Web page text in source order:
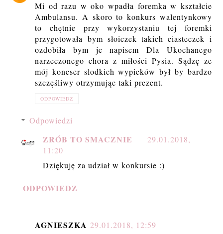
Mi od razu w oko wpadła foremka w kształcie
Ambulansu. A skoro to konkurs walentynkowy
to chętnie przy wykorzystaniu tej foremki
przygotowała bym słoiczek takich ciasteczek i
ozdobiła bym je napisem Dla Ukochanego
narzeczonego chora z miłości Pysia. Sądzę ze
mój koneser słodkich wypieków był by bardzo
szczęśliwy otrzymując taki prezent.
ODPOWIEDZ
Odpowiedzi
ZRÓB TO SMACZNIE
29.01.2018,
11:20
Dziękuję za udział w konkursie :)
ODPOWIEDZ
AGNIESZKA 29.01.2018, 12:59